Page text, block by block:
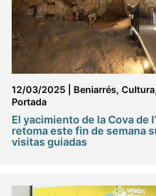
12/03/2025 Beniarrés, Cultura
Portada
El yacimiento de la Cova de
retoma este fin de semana
visitas guiadas